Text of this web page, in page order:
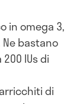
in omega 3,
bastano
IUs di
di